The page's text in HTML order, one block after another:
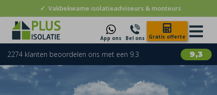
✓ Vakbekwame isolatieadviseurs & monteurs
App ons Bel ons Gratis offerte
9,3
2274 klanten beoordelen ons met een 9.3